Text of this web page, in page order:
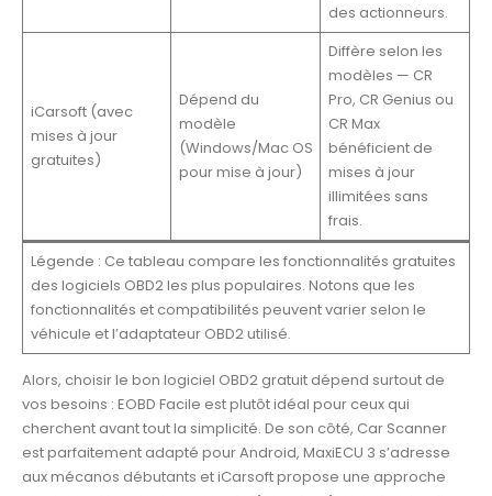
des actionneurs.
iCarsoft (avec
mises à jour
gratuites)
Dépend du
modèle
(Windows/Mac OS
pour mise à jour)
Diffère selon les
modèles — CR
Pro, CR Genius ou
CR Max
bénéficient de
mises à jour
illimitées sans
frais.
Légende : Ce tableau compare les fonctionnalités gratuites
des logiciels OBD2 les plus populaires. Notons que les
fonctionnalités et compatibilités peuvent varier selon le
véhicule et l’adaptateur OBD2 utilisé.
Alors, choisir le bon logiciel OBD2 gratuit dépend surtout de
vos besoins : EOBD Facile est plutôt idéal pour ceux qui
cherchent avant tout la simplicité. De son côté, Car Scanner
est parfaitement adapté pour Android, MaxiECU 3 s’adresse
aux mécanos débutants et iCarsoft propose une approche